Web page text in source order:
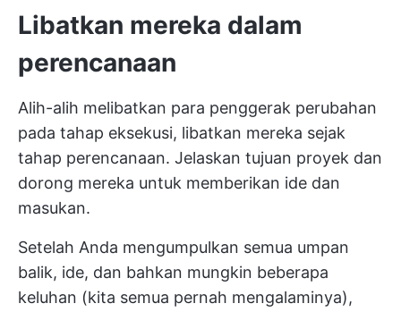
Libatkan mereka dalam
perencanaan
Alih-alih melibatkan para penggerak perubahan
pada tahap eksekusi, libatkan mereka sejak
tahap perencanaan. Jelaskan tujuan proyek dan
dorong mereka untuk memberikan ide dan
masukan.
Setelah Anda mengumpulkan semua umpan
balik, ide, dan bahkan mungkin beberapa
keluhan (kita semua pernah mengalaminya),